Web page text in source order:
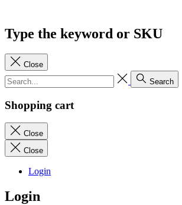
Type the keyword or SKU
Close
Search
Shopping cart
Close
Close
Login
Login